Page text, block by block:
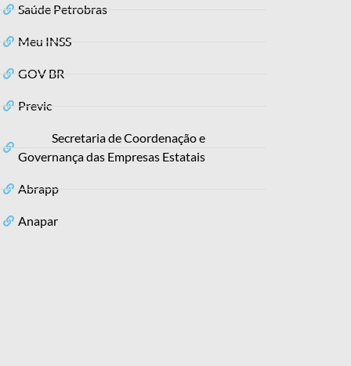
Saúde Petrobras
Meu INSS
GOV BR
Previc
Secretaria de Coordenação e
Governança das Empresas Estatais
Abrapp
Anapar